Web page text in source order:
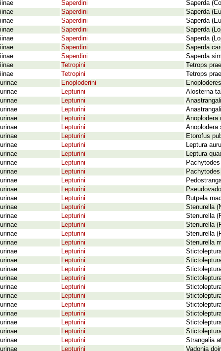
Saperdini
Saperda
Saperdini
Saperda
Saperdini
Saperda
Saperdini
Saperda
Saperdini
Saperda
Saperdini
Saperda
Saperdini
Saperda
Tetropini
Tetrops
Tetropini
Tetrops
Enoploderini
Lepturini
Alosterna
Lepturini
Lepturini
Lepturini
Anoplodera
Lepturini
Anoplodera
Lepturini
Etorofus
Lepturini
Leptura
Lepturini
Leptura
Lepturini
Lepturini
Lepturini
Lepturini
Lepturini
Rutpela
Lepturini
Stenurella
Lepturini
Stenurella
Lepturini
Stenurella
Lepturini
Stenurella
Lepturini
Stenurella
Lepturini
Lepturini
Lepturini
Lepturini
Lepturini
Lepturini
Lepturini
Lepturini
Lepturini
Lepturini
Lepturini
Strangalia
Lepturini
Vadonia